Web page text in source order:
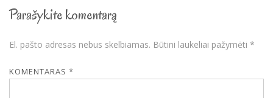
Parašykite komentarą
El. pašto adresas nebus skelbiamas. Būtini laukeliai pažymėti *
KOMENTARAS *